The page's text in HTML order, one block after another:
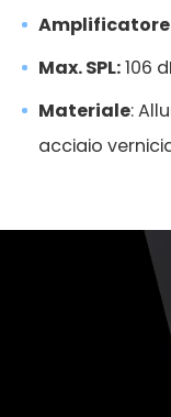
Max. SPL:106
Materiale:
acciaio